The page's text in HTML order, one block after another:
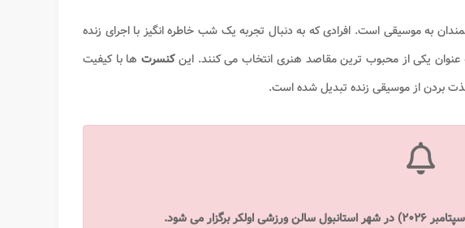
به موسیقی است. افرادی که به دنبال تجربه یک شب خاطره انگیز با اجرای زنده
عنوان یکی از محبوب ترین مقاصد هنری انتخاب می کنند. اینکنسرت ها با کیفیت
بردن از موسیقی زنده تبدیل شده است.